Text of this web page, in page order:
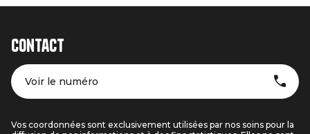
Contact
Voir le numéro
Vos coordonnées sont exclusivement utilisées par nos soins pour la